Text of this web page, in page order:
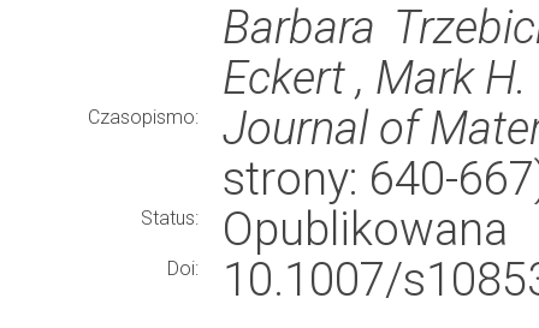
Barbara
Eckert , Mark
Czasopismo:
Journal of
strony: 640-
Status: Opublikowana
Doi:
10.1007/